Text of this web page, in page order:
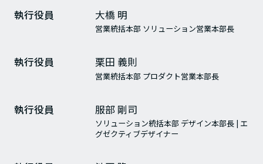
執行役員 大橋 明
営業統括本部 ソリューション営業本部長
執行役員 栗田 義則
営業統括本部 プロダクト営業本部長
執行役員 服部 剛司
ソリューション統括本部 デザイン本部長 | エ
グゼクティブデザイナー